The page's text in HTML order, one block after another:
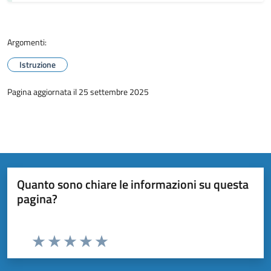
Argomenti:
Istruzione
Pagina aggiornata il 25 settembre 2025
Quanto sono chiare le informazioni su questa
pagina?
Valuta da 1 a 5 stelle la pagina
Valuta 5 stelle su 5
Valuta 4 stelle su 5
Valuta 3 stelle su 5
Valuta 2 stelle su 5
Valuta 1 stelle su 5